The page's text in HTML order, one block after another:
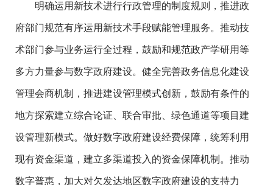
明确运用新技术进行行政管理的制度规则，推进政
府部门规范有序运用新技术手段赋能管理服务。推动技
术部门参与业务运行全过程，鼓励和规范政产学研用等
多方力量参与数字政府建设。健全完善政务信息化建设
管理会商机制，推进建设管理模式创新，鼓励有条件的
地方探索建立综合论证、联合审批、绿色通道等项目建
设管理新模式。做好数字政府建设经费保障，统筹利用
现有资金渠道，建立多渠道投入的资金保障机制。推动
数字普惠，加大对欠发达地区数字政府建设的支持力